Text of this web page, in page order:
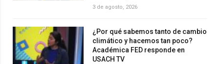
3 de agosto, 2026
¿Por qué sabemos tanto de cambio
climático y hacemos tan poco?
Académica FED responde en
USACH TV